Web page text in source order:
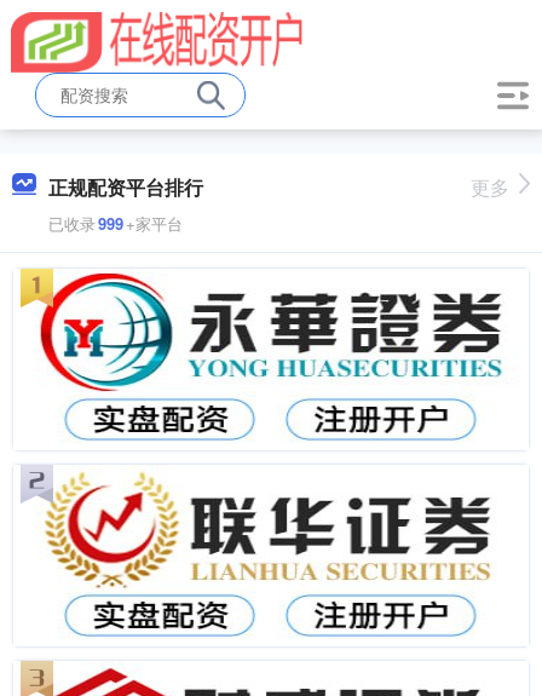
正规配资平台排行
已收录999+家平台
更多